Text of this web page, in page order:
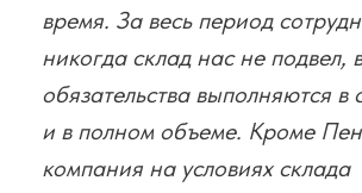
время. За весь период
никогда склад нас не подвел,
обязательства выполняются в
и в полном объеме. Кроме
компания на условиях склада